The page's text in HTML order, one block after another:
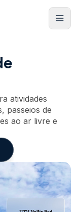
atividades
passeios de
ao ar livre e